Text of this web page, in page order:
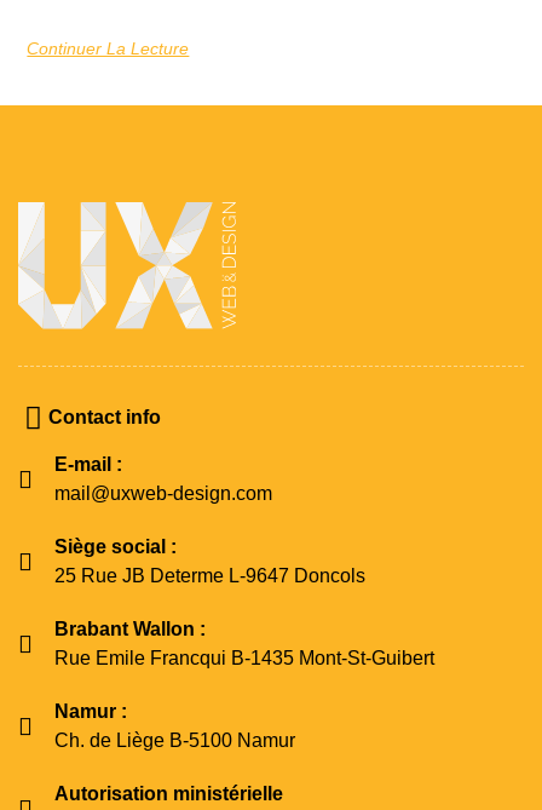
Continuer La Lecture
Contact info
E-mail :
mail@uxweb-design.com
Siège social :
25 Rue JB Determe L-9647 Doncols
Brabant Wallon :
Rue Emile Francqui B-1435 Mont-St-Guibert
Namur :
Ch. de Liège B-5100 Namur
Autorisation ministérielle